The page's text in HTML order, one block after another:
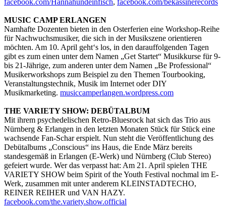
facebook.com/Hannahundeinfisch, facebook.com/bekassinerecords
MUSIC CAMP ERLANGEN
Namhafte Dozenten bieten in den Osterferien eine Workshop-Reihe
für Nachwuchsmusiker, die sich in der Musikszene orientieren
möchten. Am 10. April geht‘s los, in den darauffolgenden Tagen
gibt es zum einen unter dem Namen „Get Startet“ Musikkurse für 9-
bis 21-Jährige, zum anderen unter dem Namen „Be Professional“
Musikerworkshops zum Beispiel zu den Themen Tourbooking,
Veranstaltungstechnik, Musik im Internet oder DIY
Musikmarketing. musiccamperlangen.wordpress.com
THE VARIETY SHOW: DEBÜTALBUM
Mit ihrem psychedelischen Retro-Bluesrock hat sich das Trio aus
Nürnberg & Erlangen in den letzten Monaten Stück für Stück eine
wachsende Fan-Schar erspielt. Nun steht die Veröffentlichung des
Debütalbums „Conscious“ ins Haus, die Ende März bereits
standesgemäß in Erlangen (E-Werk) und Nürnberg (Club Stereo)
gefeiert wurde. Wer das verpasst hat: Am 21. April spielen THE
VARIETY SHOW beim Spirit of the Youth Festival nochmal im E-
Werk, zusammen mit unter anderem KLEINSTADTECHO,
REINER REIHER und VAN HAZY.
facebook.com/the.variety.show.official